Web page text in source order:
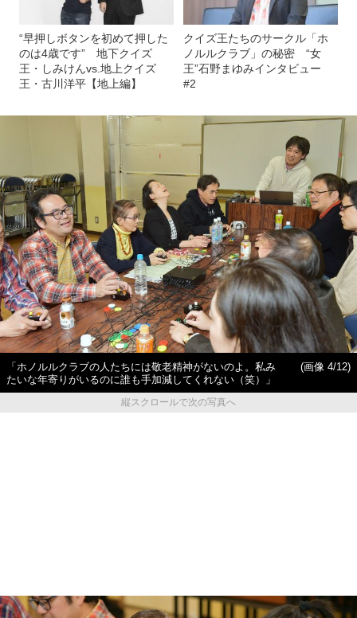
“早押しボタンを初めて押した
のは4歳です” 地下クイズ
王・しみけんvs.地上クイズ
王・古川洋平【地上編】
クイズ王たちのサークル「ホ
ノルルクラブ」の秘密 “女
王”石野まゆみインタビュー
#2
「ホノルルクラブの人たちには敬老精神がないのよ。私み
たいな年寄りがいるのに誰も手加減してくれない（笑）」
(画像 4/12)
縦スクロールで次の写真へ